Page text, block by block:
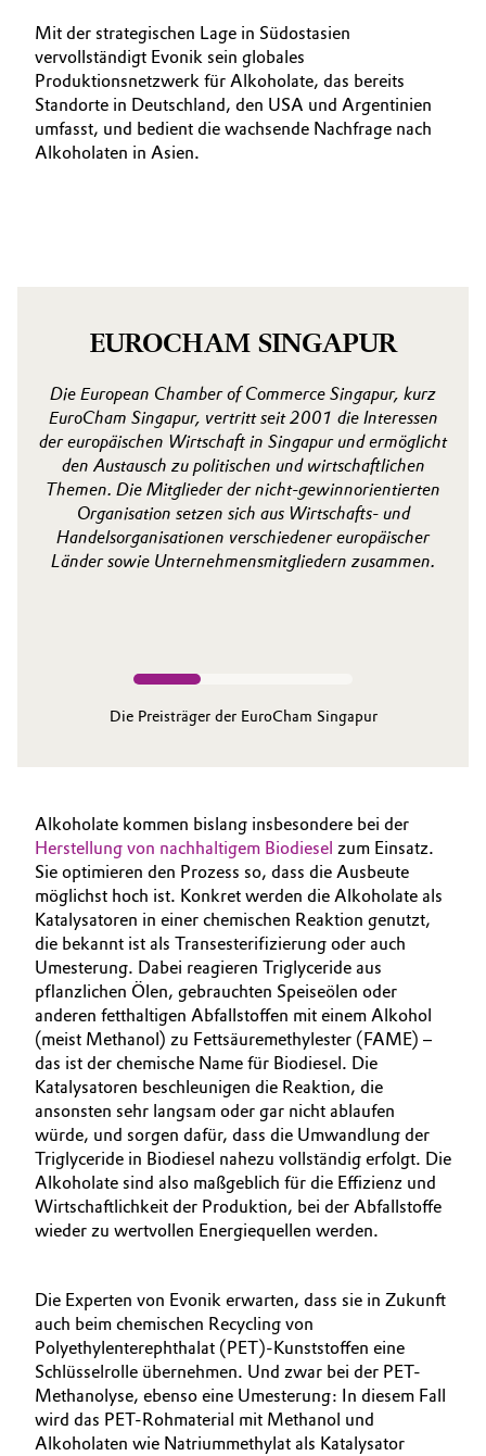
Mit der strategischen Lage in Südostasien
vervollständigt Evonik sein globales
Produktionsnetzwerk für Alkoholate, das bereits
Standorte in Deutschland, den USA und Argentinien
umfasst, und bedient die wachsende Nachfrage nach
Alkoholaten in Asien.
EUROCHAM SINGAPUR
Die European Chamber of Commerce Singapur, kurz
EuroCham Singapur, vertritt seit 2001 die Interessen
der europäischen Wirtschaft in Singapur und ermöglicht
den Austausch zu politischen und wirtschaftlichen
Themen. Die Mitglieder der nicht-gewinnorientierten
Organisation setzen sich aus Wirtschafts- und
Handelsorganisationen verschiedener europäischer
Länder sowie Unternehmensmitgliedern zusammen.
Die Preisträger der EuroCham Singapur
Alkoholate kommen bislang insbesondere bei der
Herstellung von nachhaltigem Biodiesel zum Einsatz.
Sie optimieren den Prozess so, dass die Ausbeute
möglichst hoch ist. Konkret werden die Alkoholate als
Katalysatoren in einer chemischen Reaktion genutzt,
die bekannt ist als Transesterifizierung oder auch
Umesterung. Dabei reagieren Triglyceride aus
pflanzlichen Ölen, gebrauchten Speiseölen oder
anderen fetthaltigen Abfallstoffen mit einem Alkohol
(meist Methanol) zu Fettsäuremethylester (FAME) –
das ist der chemische Name für Biodiesel. Die
Katalysatoren beschleunigen die Reaktion, die
ansonsten sehr langsam oder gar nicht ablaufen
würde, und sorgen dafür, dass die Umwandlung der
Triglyceride in Biodiesel nahezu vollständig erfolgt. Die
Alkoholate sind also maßgeblich für die Effizienz und
Wirtschaftlichkeit der Produktion, bei der Abfallstoffe
wieder zu wertvollen Energiequellen werden.
Die Experten von Evonik erwarten, dass sie in Zukunft
auch beim chemischen Recycling von
Polyethylenterephthalat (PET)-Kunststoffen eine
Schlüsselrolle übernehmen. Und zwar bei der PET-
Methanolyse, ebenso eine Umesterung: In diesem Fall
wird das PET-Rohmaterial mit Methanol und
Alkoholaten wie Natriummethylat als Katalysator